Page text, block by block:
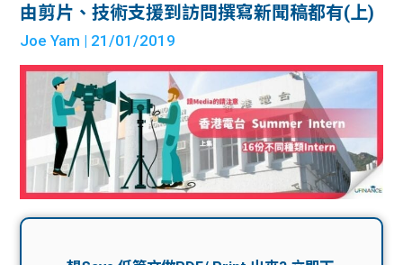
學生
貸款
貸款
計算
機
學生
資訊
Blog
大專
生筍
常見
問題
學生
由剪片、技術支援到訪問撰寫新聞稿都有(上)
Joe Yam | 21/01/2019